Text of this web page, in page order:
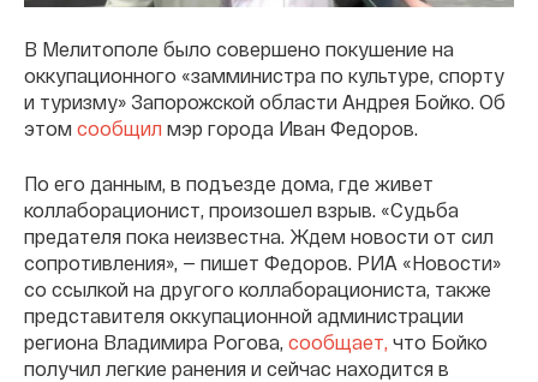
В Мелитополе было совершено покушение на
оккупационного «замминистра по культуре, спорту
и туризму» Запорожской области Андрея Бойко. Об
этом сообщил мэр города Иван Федоров.
По его данным, в подъезде дома, где живет
коллаборационист, произошел взрыв. «Судьба
предателя пока неизвестна. Ждем новости от сил
сопротивления», — пишет Федоров. РИА «Новости»
со ссылкой на другого коллаборациониста, также
представителя оккупационной администрации
региона Владимира Рогова, сообщает, что Бойко
получил легкие ранения и сейчас находится в